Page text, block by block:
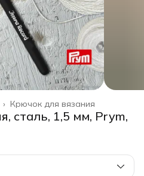
Крючок для вязания
›
›
сталь, 1,5 мм, Prym,